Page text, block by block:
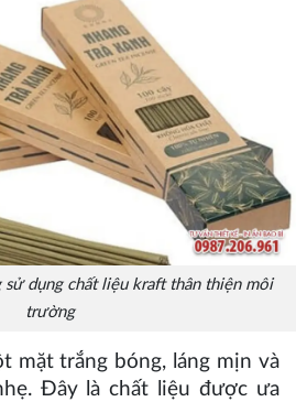
dụng chất liệu kraft thân thiện môi
trường
mặt trắng bóng, láng mịn và
Đây là chất liệu được ưa